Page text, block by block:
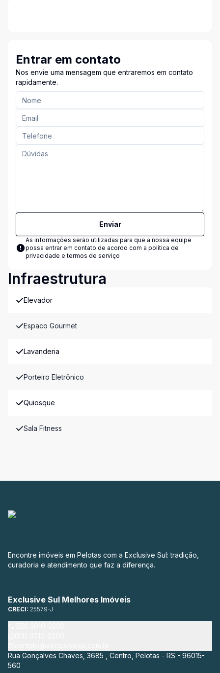
Entrar em contato
Nos envie uma mensagem que entraremos em contato
rapidamente.
Enviar
As informações serão utilizadas para que a nossa equipe
possa entrar em contato de acordo com a política de
privacidade e termos de serviço
Infraestrutura
Elevador
Espaco Gourmet
Lavanderia
Porteiro Eletrônico
Quiosque
Sala Fitness
Encontre imóveis em Pelotas com a Exclusive Sul: tradição,
curadoria e atendimento que faz a diferença.
Exclusive Sul Melhores Imóveis
CRECI: 25579-J
Rua Gonçalves Chaves, 3685 , Centro, Pelotas - RS - 96015-
560